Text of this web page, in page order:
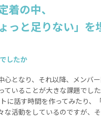
着の中、
っと足りない」を
したか
となり、それ以降、メンバ
いることが大きな課題でし
に話す時間を作ってみたり、
活動をしているのですが、